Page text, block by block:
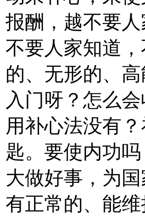
报酬，越不要
不要人家知道
的、无形的、
入门呀？怎么
用补心法没有
匙。要使内功
大做好事，为
有正常的、能